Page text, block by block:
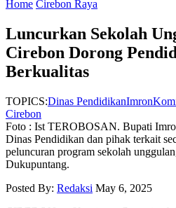
Home Cirebon Raya
Luncurkan Sekolah
Cirebon Dorong
Berkualitas
TOPICS:Dinas PendidikanImron
Cirebon
Foto : Ist TEROBOSAN. Bupati
Dinas Pendidikan dan pihak terkait
peluncuran program sekolah
Dukupuntang.
Posted By: Redaksi May 6, 2025